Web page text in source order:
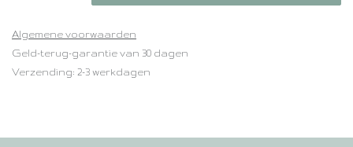
Algemene voorwaarden
Geld-terug-garantie van 30 dagen
Verzending: 2-3 werkdagen